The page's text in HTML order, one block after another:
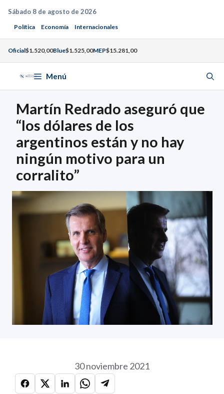
Saltar
contenido
Sábado 8 de agosto de 2026
Política Economía Internacionales
Oficial$1.520,00Blue$1.525,00MEP$15.281,00
Menú
Martín Redrado aseguró que
“los dólares de los
argentinos están y no hay
ningún motivo para un
corralito”
30 noviembre 2021